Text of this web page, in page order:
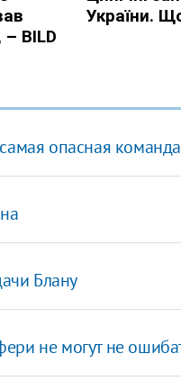
самая опасная
Блану
не могут не